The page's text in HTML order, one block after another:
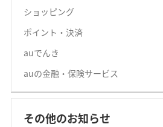
ショッピング
ポイント・決済
auでんき
auの金融・保険サービス
その他のお知らせ